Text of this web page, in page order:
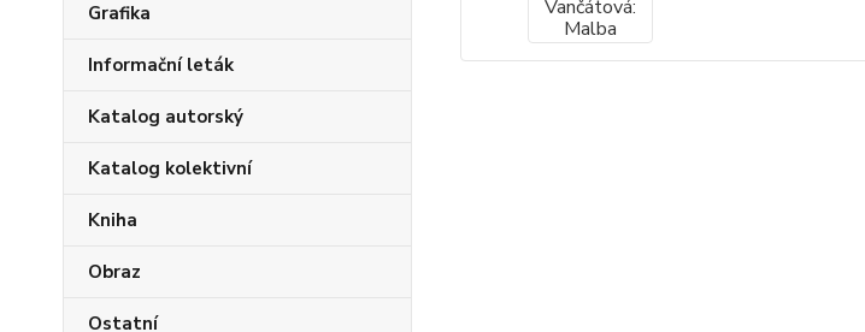
Grafika
Informační leták
Katalog autorský
Katalog kolektivní
Kniha
Obraz
Ostatní